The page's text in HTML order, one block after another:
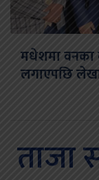
मधेशमा वनका
लगाएपछि
ताजा